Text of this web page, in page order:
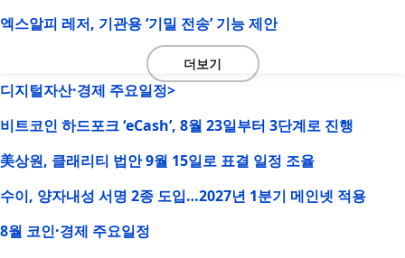
엑스알피 레저, 기관용 ‘기밀 전송’ 기능 제안
더보기
디지털자산·경제 주요일정>
비트코인 하드포크 ‘eCash’, 8월 23일부터 3단계로 진행
美상원, 클래리티 법안 9월 15일로 표결 일정 조율
수이, 양자내성 서명 2종 도입…2027년 1분기 메인넷 적용
8월 코인·경제 주요일정